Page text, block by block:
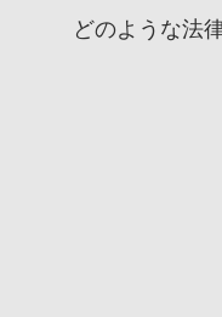
どのような法